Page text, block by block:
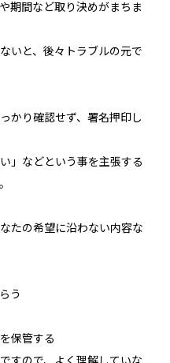
期間など取り決めがまちま
いと、後々トラブルの元で
かり確認せず、署名押印し
」などという事を主張する
たの希望に沿わない内容な
う
保管する